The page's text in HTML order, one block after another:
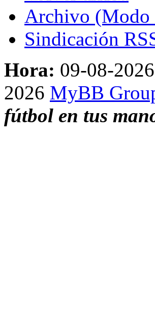
Archivo (Modo
Sindicación
Hora: 09-08-
2026 MyBB
fútbol en tus